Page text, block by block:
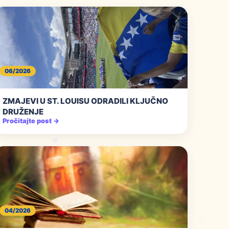
06/2026
ZMAJEVI U ST. LOUISU ODRADILI KLJUČNO
DRUŽENJE
Pročitajte post →
04/2026